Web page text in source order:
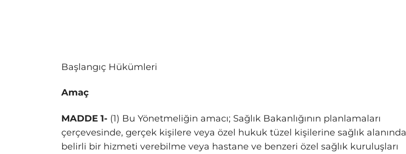
Başlangıç Hükümleri
Amaç
MADDE 1- (1) Bu Yönetmeliğin amacı; Sağlık Bakanlığının planlamaları
çerçevesinde, gerçek kişilere veya özel hukuk tüzel kişilerine sağlık alanında
belirli bir hizmeti verebilme veya hastane ve benzeri özel sağlık kuruluşları